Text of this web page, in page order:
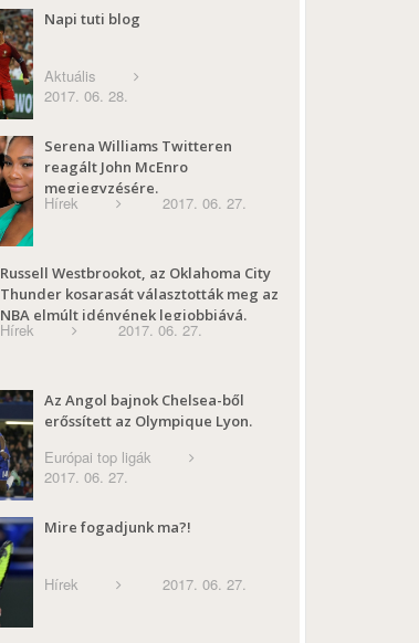
Napi tuti blog
Aktuális
2017. 06. 28.
Serena Williams Twitteren
reagált John McEnro
megjegyzésére.
Hírek 2017. 06. 27.
Russell Westbrookot, az Oklahoma City
Thunder kosarasát választották meg az
NBA elmúlt idényének legjobbjává.
Hírek 2017. 06. 27.
Az Angol bajnok Chelsea-ből
erőssített az Olympique Lyon.
Európai top ligák
2017. 06. 27.
Mire fogadjunk ma?!
Hírek 2017. 06. 27.